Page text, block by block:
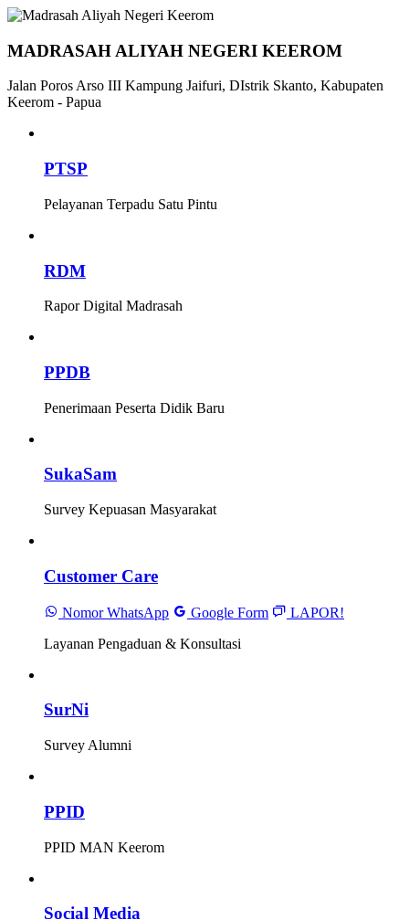
MADRASAH ALIYAH NEGERI KEEROM
Jalan Poros Arso III Kampung Jaifuri, DIstrik Skanto, Kabupaten
Keerom - Papua
PTSP
Pelayanan Terpadu Satu Pintu
RDM
Rapor Digital Madrasah
PPDB
Penerimaan Peserta Didik Baru
SukaSam
Survey Kepuasan Masyarakat
Customer Care
Nomor WhatsApp Google Form
LAPOR!
Layanan Pengaduan & Konsultasi
SurNi
Survey Alumni
PPID
PPID MAN Keerom
Social Media